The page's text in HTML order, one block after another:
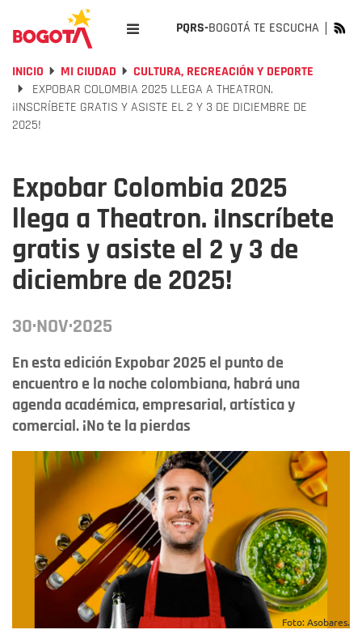
PQRS-BOGOTÁ TE ESCUCHA
INICIO MI CIUDAD
CULTURA, RECREACIÓN Y DEPORTE
EXPOBAR COLOMBIA 2025 LLEGA A THEATRON.
¡INSCRÍBETE GRATIS Y ASISTE EL 2 Y 3 DE DICIEMBRE DE
2025!
Expobar Colombia 2025
llega a Theatron. ¡Inscríbete
gratis y asiste el 2 y 3 de
diciembre de 2025!
30·NOV·2025
En esta edición Expobar 2025 el punto de
encuentro e la noche colombiana, habrá una
agenda académica, empresarial, artística y
comercial. ¡No te la pierdas
Foto: Asobares.